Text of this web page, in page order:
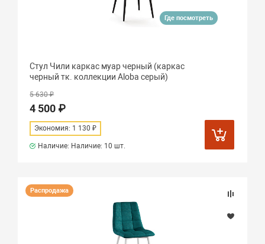
Где посмотреть
Стул Чили каркас муар черный (каркас
черный тк. коллекции Aloba серый)
5 630 ₽
4 500 ₽
Экономия: 1 130 ₽
Наличие: Наличие: 10 шт.
Распродажа